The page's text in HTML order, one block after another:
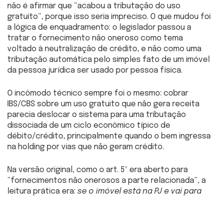
não é afirmar que “acabou a tributação do uso
gratuito”, porque isso seria impreciso. O que mudou foi
a lógica de enquadramento: o legislador passou a
tratar o fornecimento não oneroso como tema
voltado à neutralização de crédito, e não como uma
tributação automática pelo simples fato de um imóvel
da pessoa jurídica ser usado por pessoa física.
O incômodo técnico sempre foi o mesmo: cobrar
IBS/CBS sobre um uso gratuito que não gera receita
parecia deslocar o sistema para uma tributação
dissociada de um ciclo econômico típico de
débito/crédito, principalmente quando o bem ingressa
na holding por vias que não geram crédito.
Na versão original, como o art. 5º era aberto para
“fornecimentos não onerosos a parte relacionada”, a
leitura prática era: se o imóvel está na PJ e vai para